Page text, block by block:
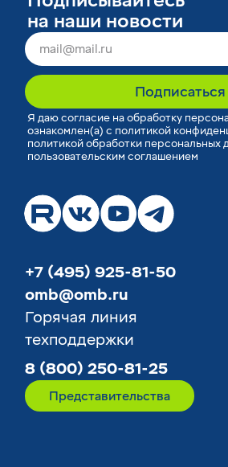
на наши новости
Подписаться
Я даю согласие на обработку
ознакомлен(а) с политикой
политикой обработки персональных
пользовательским соглашением
+7 (495) 925-81-50
omb@omb.ru
Горячая линия
техподдержки
8 (800) 250-81-25
Представительства